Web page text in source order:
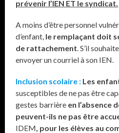
prévenir l’IEN ET le syndicat.
A moins d’être personnel
d’enfant, le remplaçant doit
de rattachement . S’il
envoyer un courriel à son IEN.
Inclusion scolaire : Les
susceptibles de ne pas être
gestes barrière en l’absence
peuvent-ils ne pas être
IDEM , pour les élèves au